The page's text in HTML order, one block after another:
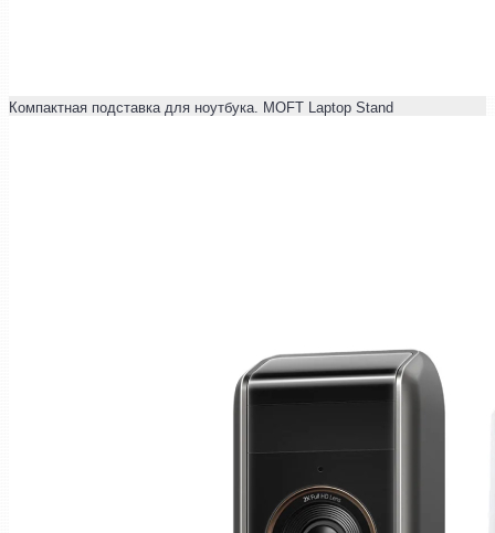
Компактная подставка для ноутбука. MOFT Laptop Stand